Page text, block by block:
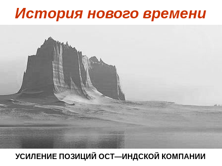
История нового времени
УСИЛЕНИЕ ПОЗИЦИЙ ОСТ—ИНДСКОЙ КОМПАНИИ